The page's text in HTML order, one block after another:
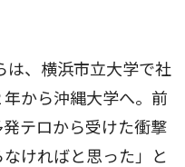
、横浜市立大学で社
から沖縄大学へ。前
テロから受けた衝撃
ければと思った」と